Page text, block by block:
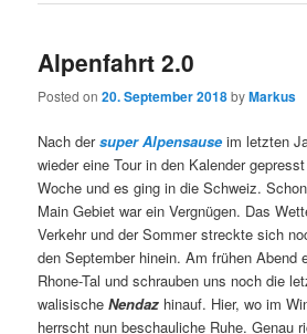
Alpenfahrt 2.0
Posted on20. September 2018byMarkus
Nach dersuper Alpensauseim letzten
wieder eine Tour in den Kalender
Woche und es ging in die Schweiz.
Main Gebiet war ein Vergnügen. Das
Verkehr und der Sommer streckte sich
den September hinein. Am frühen Abend
Rhone-Tal und schrauben uns noch die
walisischeNendaz hinauf. Hier, wo im
herrscht nun beschauliche Ruhe. Genau